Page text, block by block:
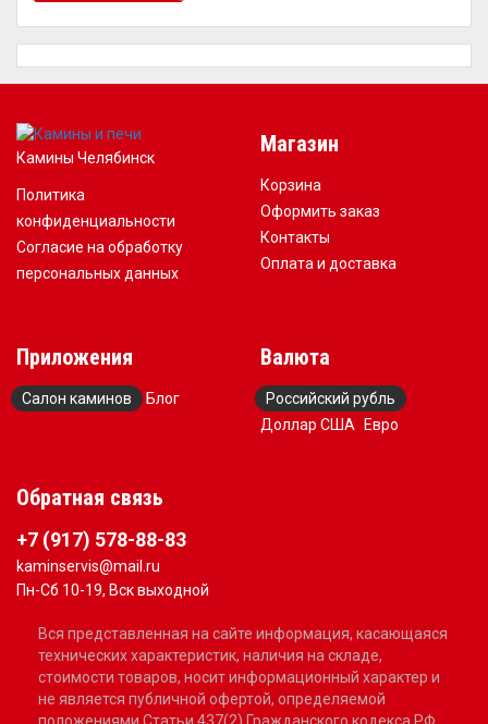
Камины Челябинск
Политика
конфиденциальности
Согласие на обработку
персональных данных
Магазин
Корзина
Оформить заказ
Контакты
Оплата и доставка
Приложения
Салон каминов Блог
Валюта
Российский рубль
Доллар США
Евро
Обратная связь
+7 (917) 578-88-83
kaminservis@mail.ru
Пн-Сб 10-19, Вск выходной
Вся представленная на сайте информация, касающаяся
технических характеристик, наличия на складе,
стоимости товаров, носит информационный характер и
не является публичной офертой, определяемой